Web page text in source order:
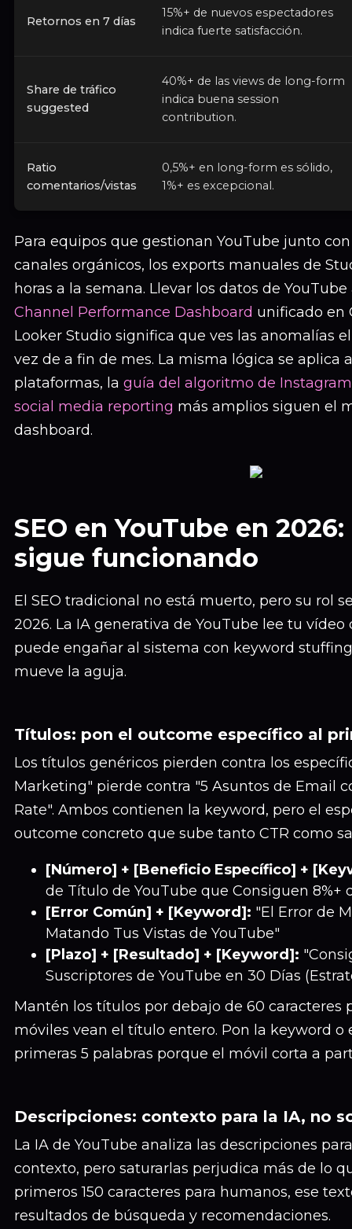
Retornos en 7 días
15%+ de nuevos espectadores
indica fuerte satisfacción.
Share de tráfico
suggested
40%+ de las views de long-form
indica buena session
contribution.
Ratio
comentarios/vistas
0,5%+ en long-form es sólido,
1%+ es excepcional.
Para equipos que gestionan YouTube junto
canales orgánicos, los exports manuales de
horas a la semana. Llevar los datos de
Channel Performance Dashboard unificado en
Looker Studio significa que ves las anomalías
vez de a fin de mes. La misma lógica se aplica
plataformas, la guía del algoritmo de Instagram
social media reporting más amplios siguen el
dashboard.
SEO en YouTube en
sigue funcionando
El SEO tradicional no está muerto, pero su rol
2026. La IA generativa de YouTube lee tu
puede engañar al sistema con keyword
mueve la aguja.
Títulos: pon el outcome específico al
Los títulos genéricos pierden contra los
Marketing" pierde contra "5 Asuntos de Email
Rate". Ambos contienen la keyword, pero el
outcome concreto que sube tanto CTR como
[Número] + [Beneficio Específico] +
de Título de YouTube que Consiguen 8%+
[Error Común] + [Keyword]: "El Error de
Matando Tus Vistas de YouTube"
[Plazo] + [Resultado] + [Keyword]:
Suscriptores de YouTube en 30 Días
Mantén los títulos por debajo de 60 caracteres
móviles vean el título entero. Pon la keyword o
primeras 5 palabras porque el móvil corta a
Descripciones: contexto para la IA, no
La IA de YouTube analiza las descripciones
contexto, pero saturarlas perjudica más de lo
primeros 150 caracteres para humanos, ese
resultados de búsqueda y recomendaciones.